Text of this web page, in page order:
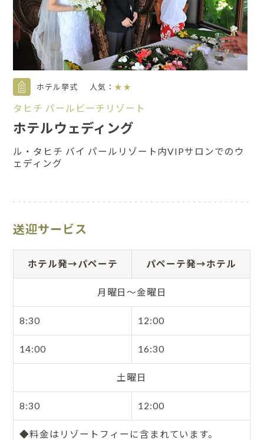
ホテル挙式 人気： ★★
タヒチ パールビーチリゾート
ホテルウェディング
ル・タヒチ バイ パールリゾート内VIPサロンでのウ
ェディング
送迎サービス
ホテル発→パペーテ パペーテ発→ホテル
月曜日～金曜日
8:30 12:00
14:00 16:30
土曜日
8:30 12:00
◆料金はリゾートフィーに含まれています。